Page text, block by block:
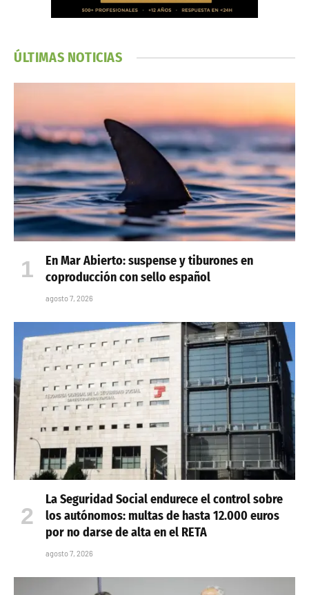
ÚLTIMAS NOTICIAS
En Mar Abierto: suspense y tiburones en
coproducción con sello español
agosto 7, 2026
La Seguridad Social endurece el control sobre
los autónomos: multas de hasta 12.000 euros
por no darse de alta en el RETA
agosto 7, 2026